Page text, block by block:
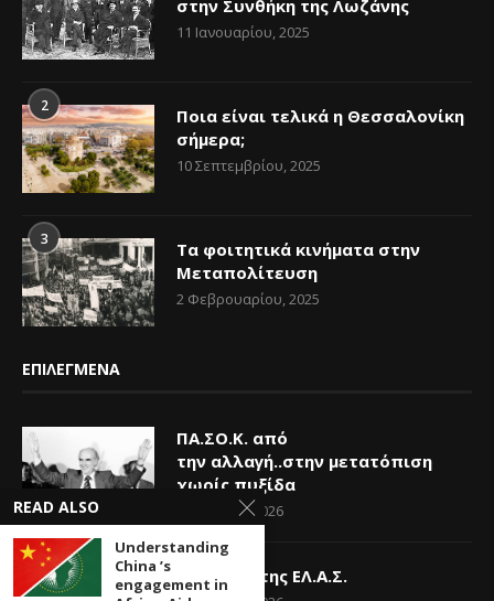
στην Συνθήκη της Λωζάνης
11 Ιανουαρίου, 2025
2
Ποια είναι τελικά η Θεσσαλονίκη
σήμερα;
10 Σεπτεμβρίου, 2025
3
Τα φοιτητικά κινήματα στην
Μεταπολίτευση
2 Φεβρουαρίου, 2025
ΕΠΙΛΕΓΜΕΝΑ
ΠΑ.ΣΟ.Κ. από
την αλλαγή..στην μετατόπιση
χωρίς πυξίδα
23 Ιουλίου, 2026
Η Ελπίδα της ΕΛ.Α.Σ.
READ ALSO
Understanding
China ’s
engagement in